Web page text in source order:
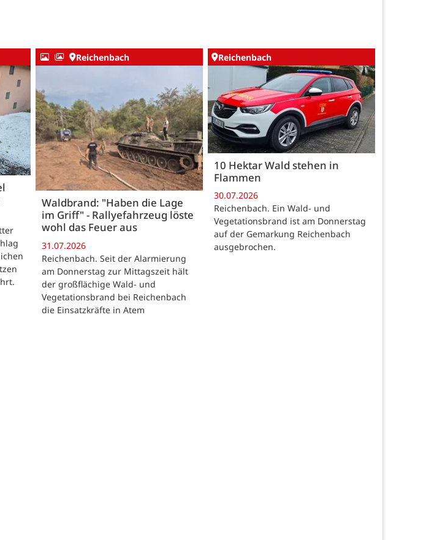
Reichenbach
Waldbrand: "Haben die Lage
im Griff" - Rallyefahrzeug löste
wohl das Feuer aus
31.07.2026
Reichenbach. Seit der Alarmierung
am Donnerstag zur Mittagszeit hält
der großflächige Wald- und
Vegetationsbrand bei Reichenbach
die Einsatzkräfte in Atem
Reichenbach
10 Hektar Wald stehen in
Flammen
30.07.2026
Reichenbach. Ein Wald- und
Vegetationsbrand ist am Donnerstag
auf der Gemarkung Reichenbach
ausgebrochen.